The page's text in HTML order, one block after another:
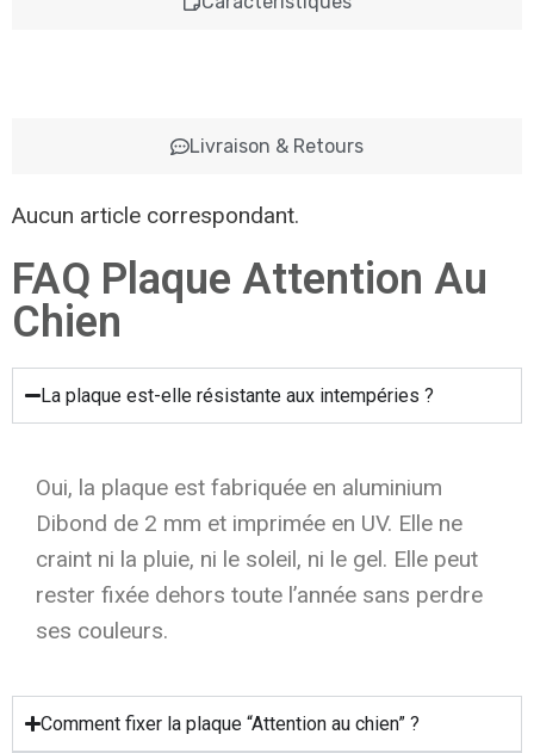
Livraison & Retours
Aucun article correspondant.
FAQ Plaque Attention Au
Chien
La plaque est-elle résistante aux intempéries ?
Oui, la plaque est fabriquée en aluminium
Dibond de 2 mm et imprimée en UV. Elle ne
craint ni la pluie, ni le soleil, ni le gel. Elle peut
rester fixée dehors toute l’année sans perdre
ses couleurs.
Comment fixer la plaque “Attention au chien” ?